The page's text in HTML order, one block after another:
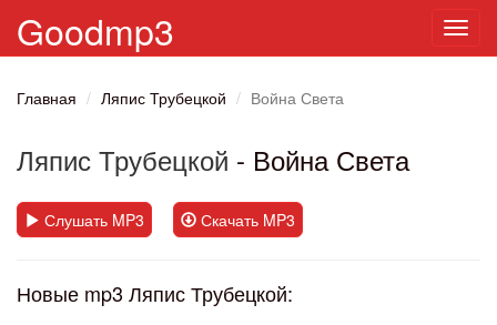
Goodmp3
Главная Ляпис Трубецкой Война Света
Ляпис Трубецкой - Война Света
Слушать MP3 Скачать MP3
Новые mp3 Ляпис Трубецкой: